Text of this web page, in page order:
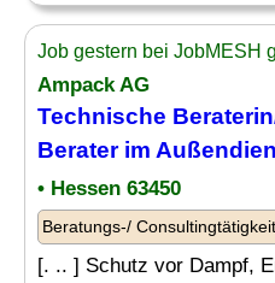
Job gestern bei JobMESH
Ampack AG
Technische
Beraterim
• Hessen 63450
Beratungs-/
[. .. ] Schutz vor Dampf,